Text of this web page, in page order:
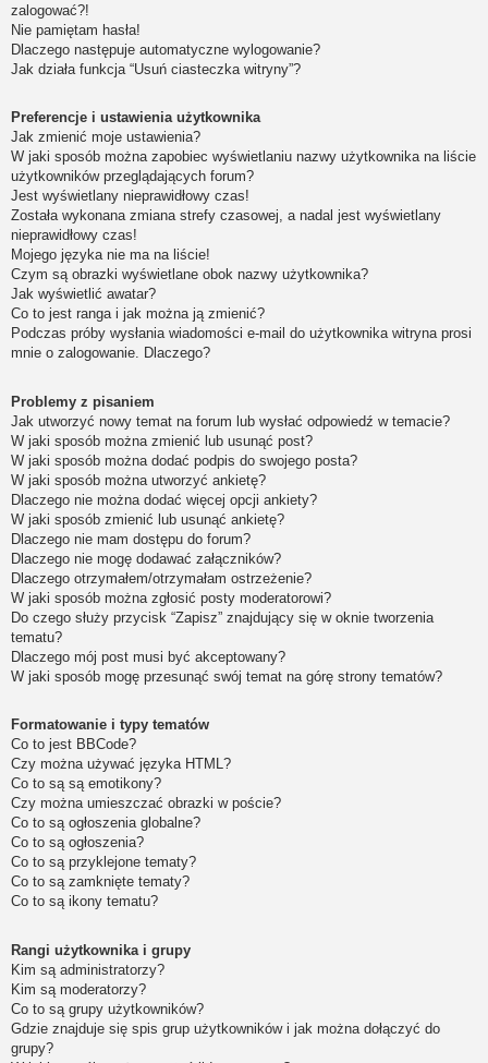
zalogować?!
Nie pamiętam hasła!
Dlaczego następuje automatyczne wylogowanie?
Jak działa funkcja “Usuń ciasteczka witryny”?
Preferencje i ustawienia użytkownika
Jak zmienić moje ustawienia?
W jaki sposób można zapobiec wyświetlaniu nazwy użytkownika na liście
użytkowników przeglądających forum?
Jest wyświetlany nieprawidłowy czas!
Została wykonana zmiana strefy czasowej, a nadal jest wyświetlany
nieprawidłowy czas!
Mojego języka nie ma na liście!
Czym są obrazki wyświetlane obok nazwy użytkownika?
Jak wyświetlić awatar?
Co to jest ranga i jak można ją zmienić?
Podczas próby wysłania wiadomości e-mail do użytkownika witryna prosi
mnie o zalogowanie. Dlaczego?
Problemy z pisaniem
Jak utworzyć nowy temat na forum lub wysłać odpowiedź w temacie?
W jaki sposób można zmienić lub usunąć post?
W jaki sposób można dodać podpis do swojego posta?
W jaki sposób można utworzyć ankietę?
Dlaczego nie można dodać więcej opcji ankiety?
W jaki sposób zmienić lub usunąć ankietę?
Dlaczego nie mam dostępu do forum?
Dlaczego nie mogę dodawać załączników?
Dlaczego otrzymałem/otrzymałam ostrzeżenie?
W jaki sposób można zgłosić posty moderatorowi?
Do czego służy przycisk “Zapisz” znajdujący się w oknie tworzenia
tematu?
Dlaczego mój post musi być akceptowany?
W jaki sposób mogę przesunąć swój temat na górę strony tematów?
Formatowanie i typy tematów
Co to jest BBCode?
Czy można używać języka HTML?
Co to są są emotikony?
Czy można umieszczać obrazki w poście?
Co to są ogłoszenia globalne?
Co to są ogłoszenia?
Co to są przyklejone tematy?
Co to są zamknięte tematy?
Co to są ikony tematu?
Rangi użytkownika i grupy
Kim są administratorzy?
Kim są moderatorzy?
Co to są grupy użytkowników?
Gdzie znajduje się spis grup użytkowników i jak można dołączyć do
grupy?